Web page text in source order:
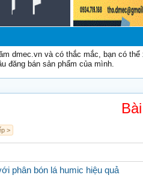
dmec.vn và có thắc mắc, bạn có
đăng bán sản phẩm của mình.
>
phân bón lá humic hiệu quả